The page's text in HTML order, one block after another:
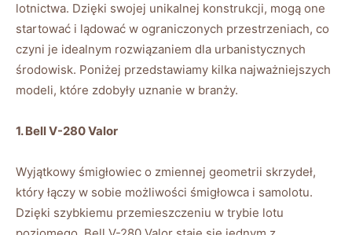
lotnictwa.⁤ Dzięki swojej unikalnej konstrukcji, mogą one
startować i ​lądować w ograniczonych⁤ przestrzeniach, co
czyni je idealnym rozwiązaniem dla urbanistycznych
środowisk. ⁣Poniżej przedstawiamy kilka najważniejszych
modeli, które zdobyły uznanie w ⁣branży.
1. ⁣Bell V-280 Valor
Wyjątkowy śmigłowiec o zmiennej⁣ geometrii skrzydeł,
który łączy w sobie możliwości śmigłowca i samolotu.
Dzięki szybkiemu ⁣przemieszczeniu‌ w trybie lotu